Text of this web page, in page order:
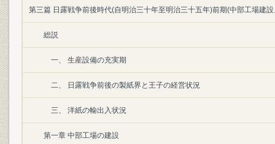
第三篇 日露戦争前後時代(自明治三十年至明治三十五年)前期(中部工場建
総説
一、 生産設備の充実期
二、 日露戦争前後の製紙界と王子の経営状況
三、 洋紙の輸出入状況
第一章 中部工場の建設